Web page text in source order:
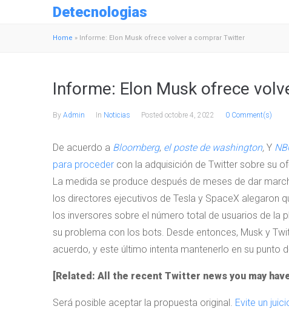
Detecnologias
Home » Informe: Elon Musk ofrece volver a comprar Twitter
Informe: Elon Musk ofrece
By Admin In Noticias Posted octobre 4, 2022 0 Comment(s)
De acuerdo a Bloomberg, el poste de washington, Y
para proceder con la adquisición de Twitter sobre su
La medida se produce después de meses de dar
los directores ejecutivos de Tesla y SpaceX alegaron
los inversores sobre el número total de usuarios de
su problema con los bots. Desde entonces, Musk y
acuerdo, y este último intenta mantenerlo en su punto
[Related: All the recent Twitter news you may
Será posible aceptar la propuesta original. Evite un